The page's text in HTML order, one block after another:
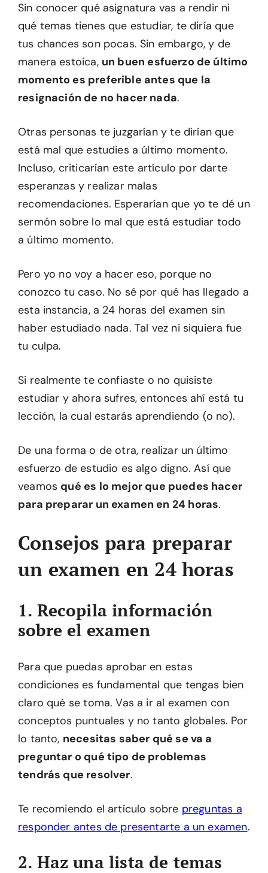
Sin conocer qué asignatura vas a rendir ni
qué temas tienes que estudiar, te diría que
tus chances son pocas. Sin embargo, y de
manera estoica, un buen esfuerzo de último
momento es preferible antes que la
resignación de no hacer nada.
Otras personas te juzgarían y te dirían que
está mal que estudies a último momento.
Incluso, criticarían este artículo por darte
esperanzas y realizar malas
recomendaciones. Esperarían que yo te dé un
sermón sobre lo mal que está estudiar todo
a último momento.
Pero yo no voy a hacer eso, porque no
conozco tu caso. No sé por qué has llegado a
esta instancia, a 24 horas del examen sin
haber estudiado nada. Tal vez ni siquiera fue
tu culpa.
Si realmente te confiaste o no quisiste
estudiar y ahora sufres, entonces ahí está tu
lección, la cual estarás aprendiendo (o no).
De una forma o de otra, realizar un último
esfuerzo de estudio es algo digno. Así que
veamos qué es lo mejor que puedes hacer
para preparar un examen en 24 horas.
Consejos para preparar
un examen en 24 horas
1. Recopila información
sobre el examen
Para que puedas aprobar en estas
condiciones es fundamental que tengas bien
claro qué se toma. Vas a ir al examen con
conceptos puntuales y no tanto globales. Por
lo tanto, necesitas saber qué se va a
preguntar o qué tipo de problemas
tendrás que resolver.
Te recomiendo el artículo sobre preguntas a
responder antes de presentarte a un examen.
2. Haz una lista de temas